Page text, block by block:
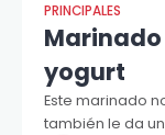
PRINCIPALES
yogurt
Este marinado
también le da